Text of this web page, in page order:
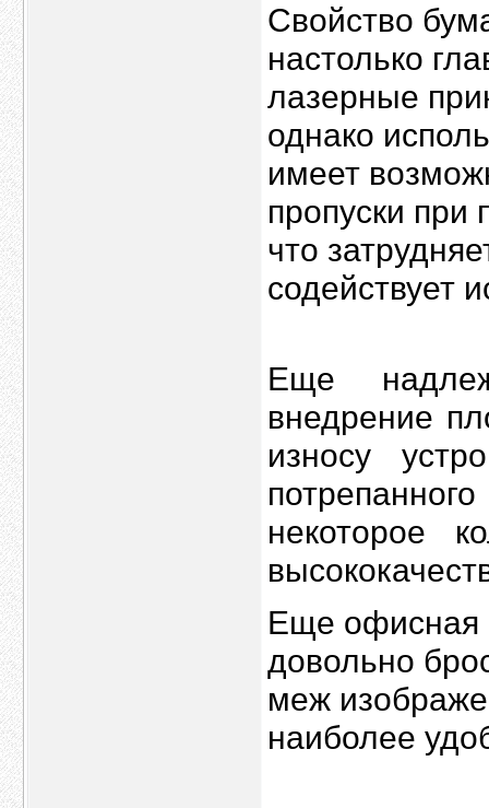
Свойство
настолько
лазерные
однако
имеет
пропуски при
что
содействует
Еще
внедрение
износу
некоторое
Еще офисная
довольно
меж
наиболее